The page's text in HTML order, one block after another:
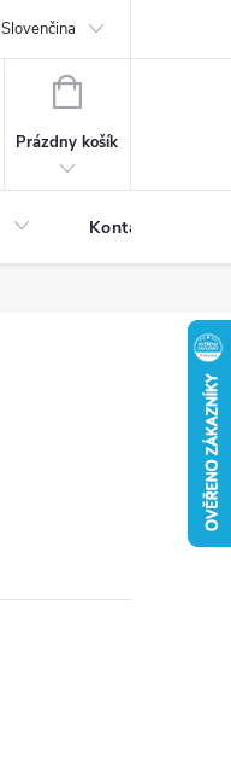
Slovenčina
NÁKUPNÝ
Prázdny košík
Kontakty